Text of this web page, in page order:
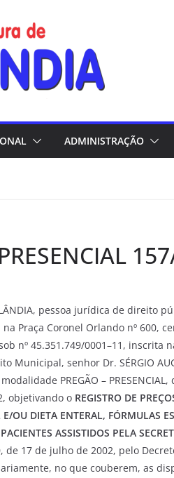
ADMINISTRAÇÃO
pessoa jurídica de direito
na Praça Coronel Orlando nº 600,
nº 45.351.749/0001–11, inscrita
Municipal, senhor Dr. SÉRGIO
PREGÃO – PRESENCIAL,
objetivando o REGISTRO DE
OU DIETA ENTERAL, FÓRMULAS
ASSISTIDOS PELA
de 17 de julho de 2002, pelo
no que couberem, as